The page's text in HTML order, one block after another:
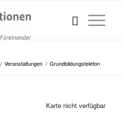
/ Veranstaltungen / Grundbildungstelefon
Karte nicht verfügbar